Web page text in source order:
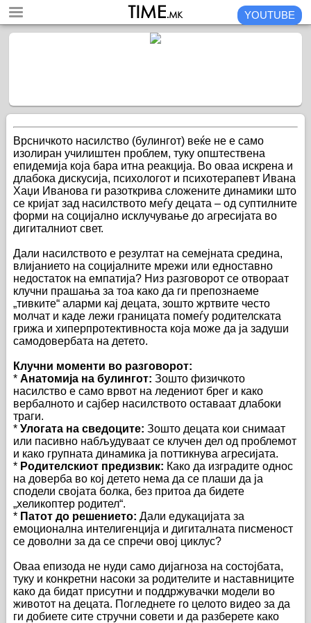
YOUTUBE
Врсничкото насилство (булингот) веќе не е само
изолиран училиштен проблем, туку општествена
епидемија која бара итна реакција. Во оваа искрена и
длабока дискусија, психологот и психотерапевт Ивана
Хаџи Иванова ги разоткрива сложените динамики што
се кријат зад насилството меѓу децата – од суптилните
форми на социјално исклучување до агресијата во
дигиталниот свет.
Дали насилството е резултат на семејната средина,
влијанието на социјалните мрежи или едноставно
недостаток на емпатија? Низ разговорот се отвораат
клучни прашања за тоа како да ги препознаеме
„тивките“ аларми кај децата, зошто жртвите често
молчат и каде лежи границата помеѓу родителската
грижа и хиперпротективноста која може да ја задуши
самодовербата на детето.
Клучни моменти во разговорот:
* Анатомија на булингот: Зошто физичкото
насилство е само врвот на ледениот брег и како
вербалното и сајбер насилството оставаат длабоки
траги.
* Улогата на сведоците: Зошто децата кои снимаат
или пасивно набљудуваат се клучен дел од проблемот
и како групната динамика ја поттикнува агресијата.
* Родителскиот предизвик: Како да изградите однос
на доверба во кој детето нема да се плаши да ја
сподели својата болка, без притоа да бидете
„хеликоптер родител“.
* Патот до решението: Дали едукацијата за
емоционална интелигенција и дигиталната писменост
се доволни за да се спречи овој циклус?
Оваа епизода не нуди само дијагноза на состојбата,
туку и конкретни насоки за родителите и наставниците
како да бидат присутни и поддржувачки модели во
животот на децата. Погледнете го целото видео за да
ги добиете сите стручни совети и да разберете како